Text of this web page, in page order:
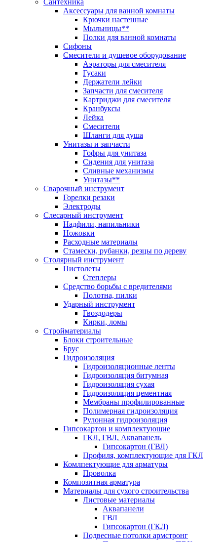
Сантехника
Аксессуары для ванной комнаты
Крючки настенные
Мыльницы**
Полки для ванной комнаты
Сифоны
Смесители и душевое оборудование
Аэраторы для смесителя
Гусаки
Держатели лейки
Запчасти для смесителя
Картриджи для смесителя
Кранбуксы
Лейка
Смесители
Шланги для душа
Унитазы и запчасти
Гофры для унитаза
Сидения для унитаза
Сливные механизмы
Унитазы**
Сварочный инструмент
Горелки резаки
Электроды
Слесарный инструмент
Надфили, напильники
Ножовки
Расходные материалы
Стамески, рубанки, резцы по дереву
Столярный инструмент
Пистолеты
Степлеры
Средство борьбы с вредителями
Полотна, пилки
Ударный инструмент
Гвоздодеры
Кирки, ломы
Стройматериалы
Блоки строительные
Брус
Гидроизоляция
Гидроизоляционные ленты
Гидроизоляция битумная
Гидроизоляция сухая
Гидроизоляция цементная
Мембраны профилированные
Полимерная гидроизоляция
Рулонная гидроизоляция
Гипсокартон и комплектующие
ГКЛ, ГВЛ, Аквапанель
Гипсокартон (ГВЛ)
Профиля, комплектующие для ГКЛ
Комлпектующие для арматуры
Проволка
Композитная арматура
Материалы для сухого строительства
Листовые материалы
Аквапанели
ГВЛ
Гипсокартон (ГКЛ)
Подвесные потолки армстронг